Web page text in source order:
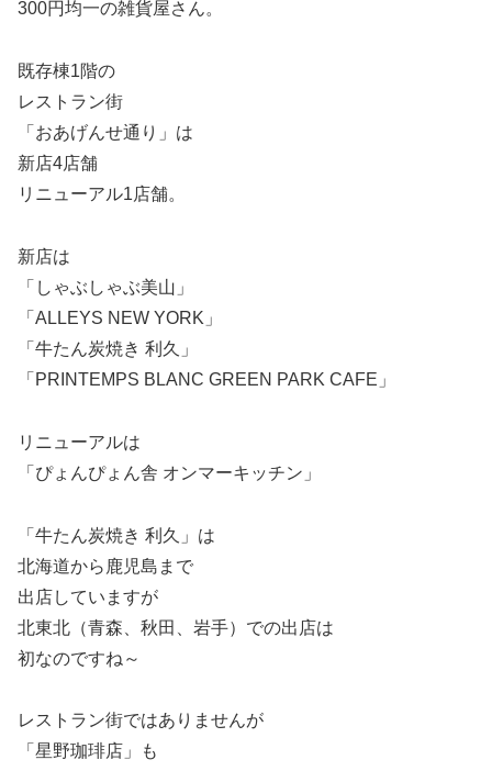
300円均一の雑貨屋さん。
既存棟1階の
レストラン街
「おあげんせ通り」は
新店4店舗
リニューアル1店舗。
新店は
「しゃぶしゃぶ美山」
「ALLEYS NEW YORK」
「牛たん炭焼き 利久」
「PRINTEMPS BLANC GREEN PARK CAFE」
リニューアルは
「ぴょんぴょん舎 オンマーキッチン」
「牛たん炭焼き 利久」は
北海道から鹿児島まで
出店していますが
北東北（青森、秋田、岩手）での出店は
初なのですね～
レストラン街ではありませんが
「星野珈琲店」も